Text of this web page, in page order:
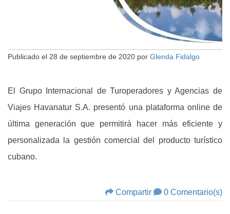
Publicado el 28 de septiembre de 2020 por Glenda Fidalgo
El Grupo Internacional de Turoperadores y Agencias de
Viajes Havanatur S.A. presentó una plataforma online de
última generación que permitirá hacer más eficiente y
personalizada la gestión comercial del producto turístico
cubano.
Compartir 0 Comentario(s)